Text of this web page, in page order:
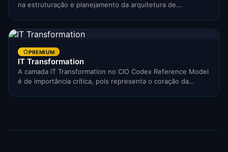
na estruturação e planejamento da arquitetura de…
PREMIUM
IT Transformation
A camada IT Transformation no CIO Codex Reference Model
é de importância crítica, pois representa o coração da…